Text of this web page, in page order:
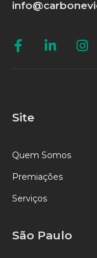
Site
Quem Somos
Premiações
Serviços
São Paulo